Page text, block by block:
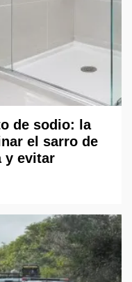
de sodio: la
el sarro de
y evitar